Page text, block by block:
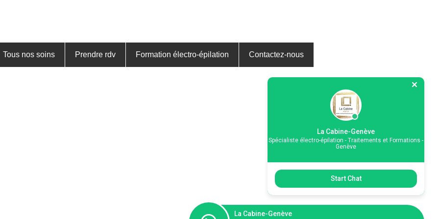
Tous nos soins Prendre rdv Formation électro-épilation Contactez-nous
annulé ou reporté moins de 48h à l’avance ou non-honoré est facturé.
droit de refuser la prestation en cas de retard trop important mais elle reste elle due.
La Cabine-Genève
Spécialiste électro-épilation - Traitements et Formations -
Genève
Start Chat
La Cabine-Genève